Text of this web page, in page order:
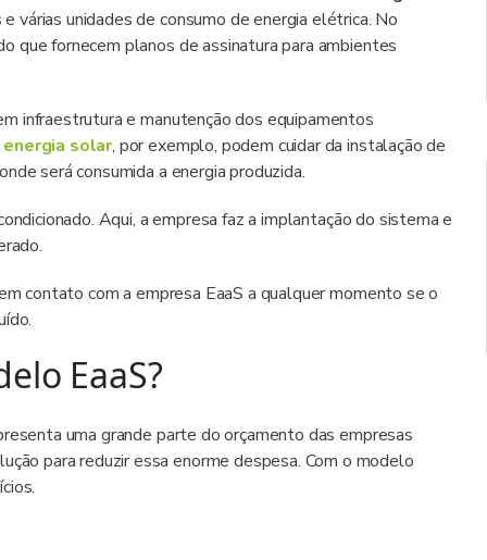
várias unidades de consumo de energia elétrica. No
que fornecem planos de assinatura para ambientes
infraestrutura e manutenção dos equipamentos
energia solar, por exemplo, podem cuidar da instalação de
será consumida a energia produzida.
Aqui, a empresa faz a implantação do sistema e
contato com a empresa EaaS a qualquer momento se o
EaaS?
uma grande parte do orçamento das empresas
para reduzir essa enorme despesa. Com o modelo